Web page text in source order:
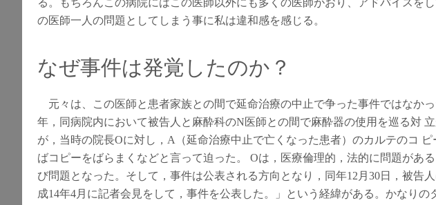
る。もちろんこの病院にはこの医師以外にも多くの医師がおり、アドバイスを
の医師一人の問題としてしまう事に私は違和感を感じる。
なぜ事件は発覚したのか？
元々は、この医師と患者家族との間で延命治療の中止で争った事件ではなか
年，同病院内において被告人と麻酔科のN医師との間で麻酔器の使用を巡る対
が，当時の院長Oに対し，A（延命治療中止で亡くなった患者）のカルテのコ
ばコピーをばらまくなどと言って迫った。 Oは，医療倫理的，法的に問題があ
び問題となった。そして，事件は公表される方向となり，同年12月30日，被告
成14年4月に記者会見をして，事件を公表した。」という経緯がある。かなりの